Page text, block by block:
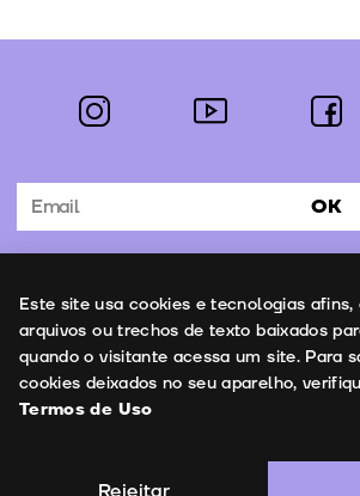
Segue-nos:
instagram youtube
Subscrever Newsletter OK
Contactos
Copyright © 2026 | Leopardo Filmes Termos de
Este site usa cookies e tecnologias afins,
arquivos ou trechos de texto baixados
quando o visitante acessa um site. Para
cookies deixados no seu aparelho,
Termos de Uso